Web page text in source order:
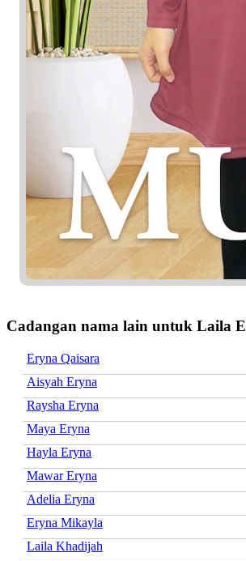
Cadangan nama lain untuk Laila
Eryna Qaisara
Aisyah Eryna
Raysha Eryna
Maya Eryna
Hayla Eryna
Mawar Eryna
Adelia Eryna
Eryna Mikayla
Laila Khadijah